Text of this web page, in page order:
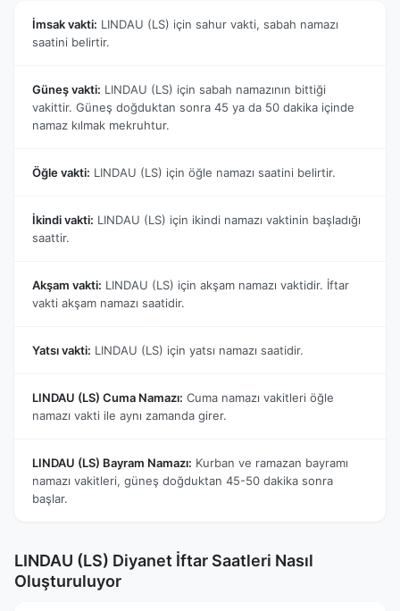
İmsak vakti: LINDAU (LS) için sahur vakti, sabah namazı
saatini belirtir.
Güneş vakti: LINDAU (LS) için sabah namazının bittiği
vakittir. Güneş doğduktan sonra 45 ya da 50 dakika içinde
namaz kılmak mekruhtur.
Öğle vakti: LINDAU (LS) için öğle namazı saatini belirtir.
İkindi vakti: LINDAU (LS) için ikindi namazı vaktinin başladığı
saattir.
Akşam vakti: LINDAU (LS) için akşam namazı vaktidir. İftar
vakti akşam namazı saatidir.
Yatsı vakti: LINDAU (LS) için yatsı namazı saatidir.
LINDAU (LS) Cuma Namazı: Cuma namazı vakitleri öğle
namazı vakti ile aynı zamanda girer.
LINDAU (LS) Bayram Namazı: Kurban ve ramazan bayramı
namazı vakitleri, güneş doğduktan 45-50 dakika sonra
başlar.
LINDAU (LS) Diyanet İftar Saatleri Nasıl
Oluşturuluyor